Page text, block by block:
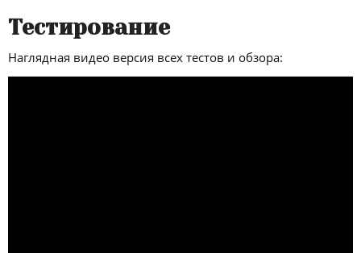
Тестирование
Наглядная видео версия всех тестов и обзора: